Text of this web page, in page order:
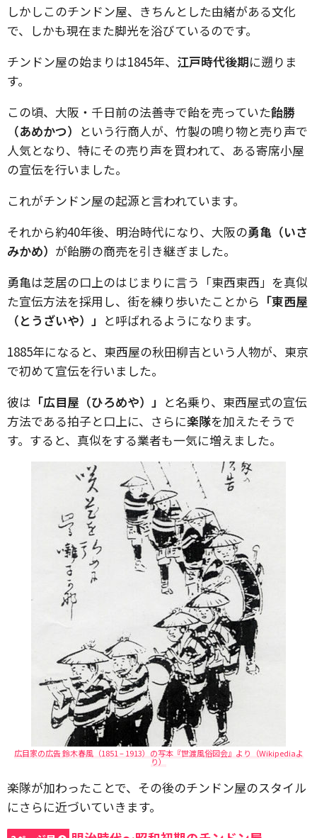
しかしこのチンドン屋、きちんとした由緒がある文化
で、しかも現在また脚光を浴びているのです。
チンドン屋の始まりは1845年、 江戸時代後期に遡りま
す。
この頃、大阪・千日前の法善寺で飴を売っていた飴勝
（あめかつ） という行商人が、竹製の鳴り物と売り声で
人気となり、特にその売り声を買われて、ある寄席小屋
の宣伝を行いました。
これがチンドン屋の起源と言われています。
それから約40年後、明治時代になり、大阪の勇亀（いさ
みかめ） が飴勝の商売を引き継ぎました。
勇亀は芝居の口上のはじまりに言う「東西東西」を真似
た宣伝方法を採用し、街を練り歩いたことから 「東西屋
（とうざいや）」 と呼ばれるようになります。
1885年になると、東西屋の秋田柳吉という人物が、東京
で初めて宣伝を行いました。
彼は 「広目屋（ひろめや）」 と名乗り、東西屋式の宣伝
方法である拍子と口上に、さらに楽隊を加えたそうで
す。すると、真似をする業者も一気に増えました。
広目家の広告 鈴木春風（1851 – 1913）の写本『世渡風俗図会』より（Wikipediaよ
り）
楽隊が加わったことで、その後のチンドン屋のスタイル
にさらに近づいていきます。